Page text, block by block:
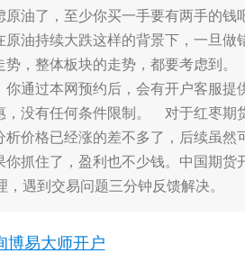
油了，至少你买一手要有两手的钱
油持续大跌这样的背景下，一旦做
，整体板块的走势，都要考虑到
通过本网预约后，会有开户客服提
，没有任何条件限制。 对于红枣期
价格已经涨的差不多了，后续虽然
抓住了，盈利也不少钱。中国期货
遇到交易问题三分钟反馈解决。
博易大师开户